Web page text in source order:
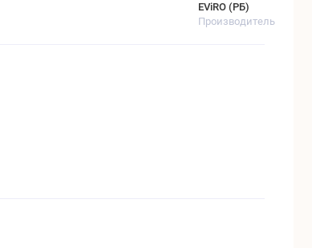
EViRO (РБ)
Производитель